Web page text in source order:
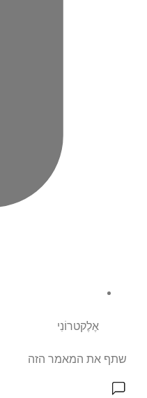
אֶלֶקטרוֹנִי
שתף את המאמר הזה